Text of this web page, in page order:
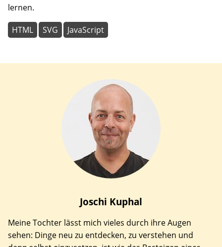
lernen.
HTML SVG JavaScript
Joschi Kuphal
Meine Tochter lässt mich vieles durch ihre Augen
sehen: Dinge neu zu entdecken, zu verstehen und